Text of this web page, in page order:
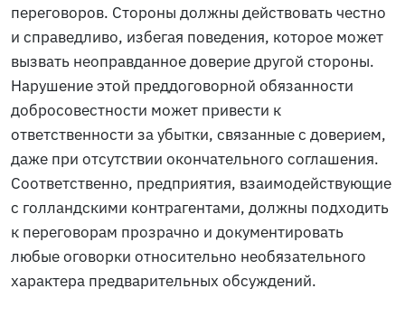
переговоров. Стороны должны действовать честно
и справедливо, избегая поведения, которое может
вызвать неоправданное доверие другой стороны.
Нарушение этой преддоговорной обязанности
добросовестности может привести к
ответственности за убытки, связанные с доверием,
даже при отсутствии окончательного соглашения.
Соответственно, предприятия, взаимодействующие
с голландскими контрагентами, должны подходить
к переговорам прозрачно и документировать
любые оговорки относительно необязательного
характера предварительных обсуждений.